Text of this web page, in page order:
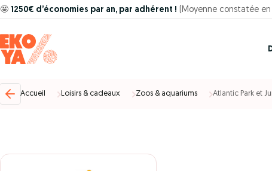
🤩 1250€ d’économies par an, par adhérent ! (Moyenne constatée en
Accueil Loisirs & cadeaux Zoos & aquariums Atlantic Park et